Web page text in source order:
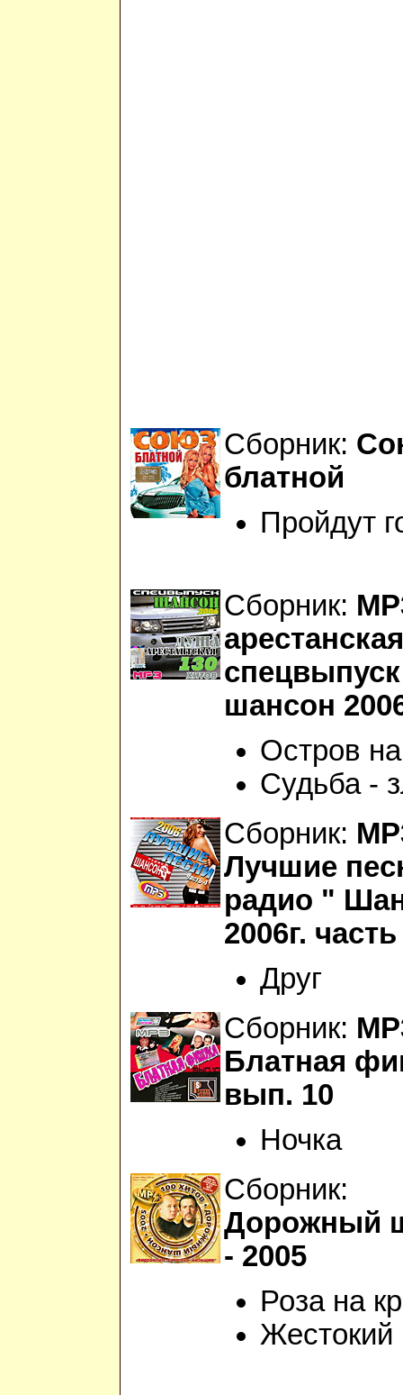
Сборник:
блатной
Пройдут
Сборник:
арестанская
спецвыпуск
шансон
Остров
Судьба -
Сборник:
Лучшие
радио "
2006г.
Друг
Сборник:
Блатная
вып. 10
Ночка
Сборник:
Дорожный
- 2005
Роза на
Жестокий